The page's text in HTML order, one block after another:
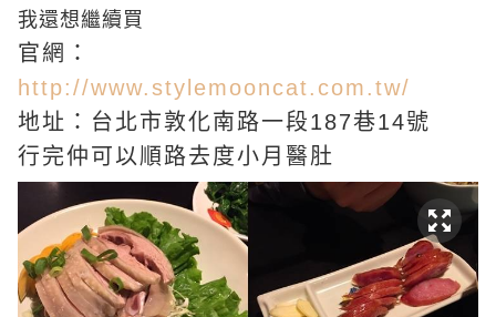
我還想繼續買
官網：
http://www.stylemooncat.com.tw/
地址：台北市敦化南路一段187巷14號
行完仲可以順路去度小月醫肚